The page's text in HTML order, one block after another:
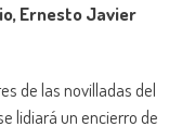
Ernesto Javier
de las novilladas del
lidiará un encierro de